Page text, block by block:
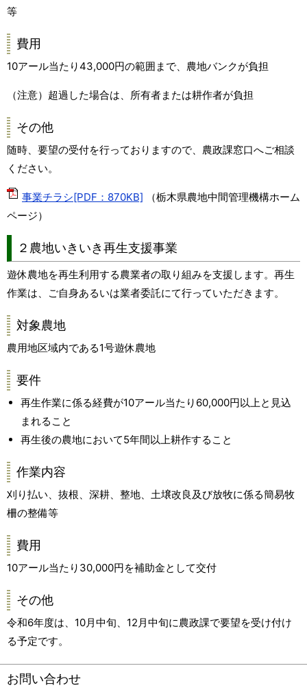
等
費用
10アール当たり43,000円の範囲まで、農地バンクが負担
（注意）超過した場合は、所有者または耕作者が負担
その他
随時、要望の受付を行っておりますので、農政課窓口へご相談
ください。
事業チラシ[PDF：870KB] （栃木県農地中間管理機構ホーム
ページ）
２農地いきいき再生支援事業
遊休農地を再生利用する農業者の取り組みを支援します。再生
作業は、ご自身あるいは業者委託にて行っていただきます。
対象農地
農用地区域内である1号遊休農地
要件
再生作業に係る経費が10アール当たり60,000円以上と見込
まれること
再生後の農地において5年間以上耕作すること
作業内容
刈り払い、抜根、深耕、整地、土壌改良及び放牧に係る簡易牧
柵の整備等
費用
10アール当たり30,000円を補助金として交付
その他
令和6年度は、10月中旬、12月中旬に農政課で要望を受け付け
る予定です。
お問い合わせ